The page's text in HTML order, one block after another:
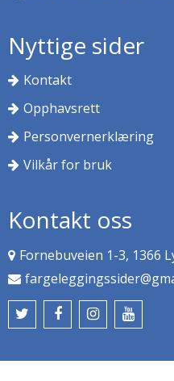
Nyttige sider
Kontakt
Opphavsrett
Personvernerklæring
Vilkår for bruk
Kontakt oss
Fornebuveien 1-3, 1366